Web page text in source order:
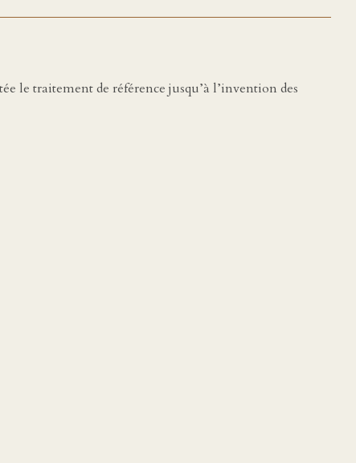
le traitement de référence jusqu’à l’invention des